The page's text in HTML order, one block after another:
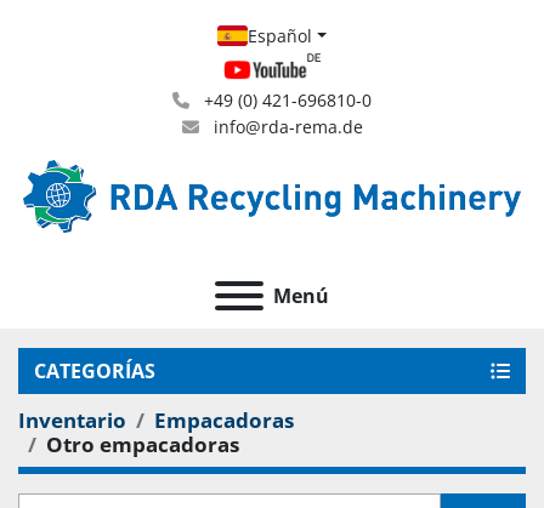
+49 (0) 421-696810-0
info@rda-rema.de
Español
Menú
CATEGORÍAS
Inventario
Empacadoras
Otro empacadoras